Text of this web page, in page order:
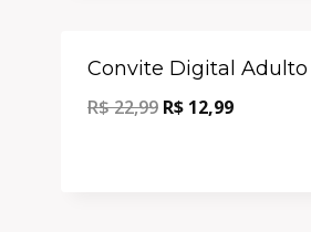
Convite Digital Adulto
R$22,99 R$ 12,99